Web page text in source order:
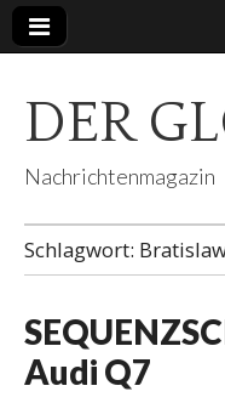
DER
Nachrichtenmagazin
Schlagwort:
Audi Q7